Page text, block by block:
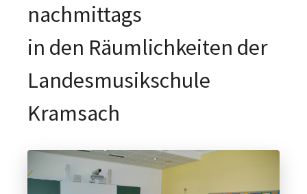
nachmittags
in den Räumlichkeiten der
Landesmusikschule